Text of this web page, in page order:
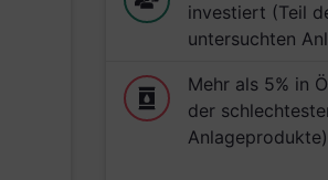
investiert (Teil
untersuchten
Mehr als 5% in
der
Anlageprodukte)